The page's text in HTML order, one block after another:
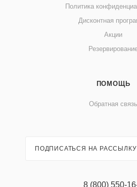
Политика
Дисконтная
Акции
ПОМОЩЬ
Обратная связь
ПОДПИСАТЬСЯ НА РАССЫЛКУ
8 (800) 550-